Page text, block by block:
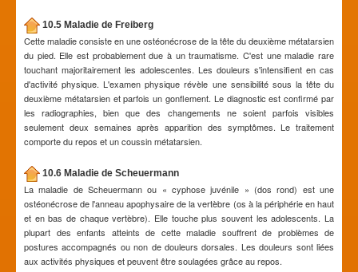
10.5 Maladie de Freiberg
Cette maladie consiste en une ostéonécrose de la tête du deuxième métatarsien
du pied. Elle est probablement due à un traumatisme. C'est une maladie rare
touchant majoritairement les adolescentes. Les douleurs s'intensifient en cas
d'activité physique. L'examen physique révèle une sensibilité sous la tête du
deuxième métatarsien et parfois un gonflement. Le diagnostic est confirmé par
les radiographies, bien que des changements ne soient parfois visibles
seulement deux semaines après apparition des symptômes. Le traitement
comporte du repos et un coussin métatarsien.
10.6 Maladie de Scheuermann
La maladie de Scheuermann ou « cyphose juvénile » (dos rond) est une
ostéonécrose de l'anneau apophysaire de la vertèbre (os à la périphérie en haut
et en bas de chaque vertèbre). Elle touche plus souvent les adolescents. La
plupart des enfants atteints de cette maladie souffrent de problèmes de
postures accompagnés ou non de douleurs dorsales. Les douleurs sont liées
aux activités physiques et peuvent être soulagées grâce au repos.